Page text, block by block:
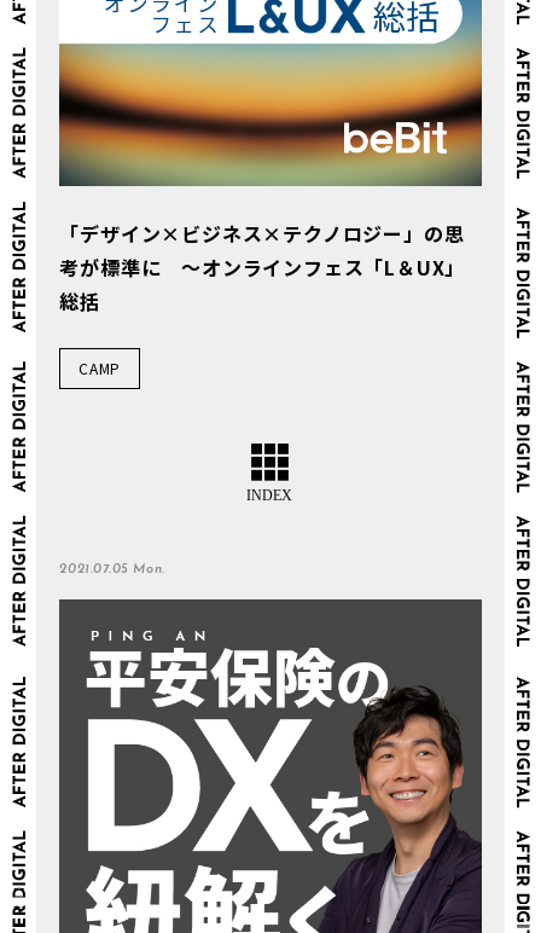
「デザイン×ビジネス×テクノロジー」の思
考が標準に ～オンラインフェス「L＆UX」
総括
CAMP
2021.07.05 Mon.